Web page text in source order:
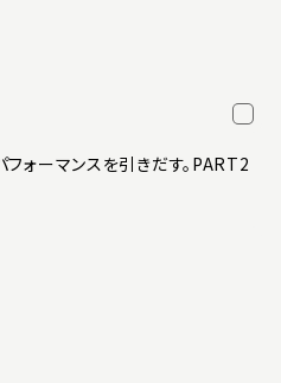
ォーマンスを引きだす。PART2